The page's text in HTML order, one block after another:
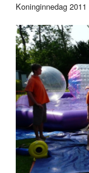
Koninginnedag 2011